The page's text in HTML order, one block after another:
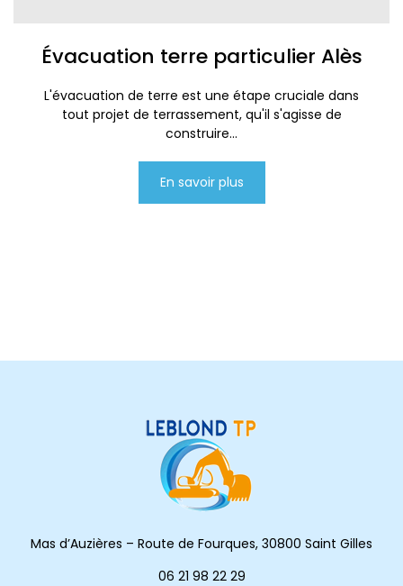
Évacuation terre particulier Alès
L'évacuation de terre est une étape cruciale dans
tout projet de terrassement, qu'il s'agisse de
construire...
En savoir plus
Mas d’Auzières – Route de Fourques, 30800 Saint Gilles
06 21 98 22 29